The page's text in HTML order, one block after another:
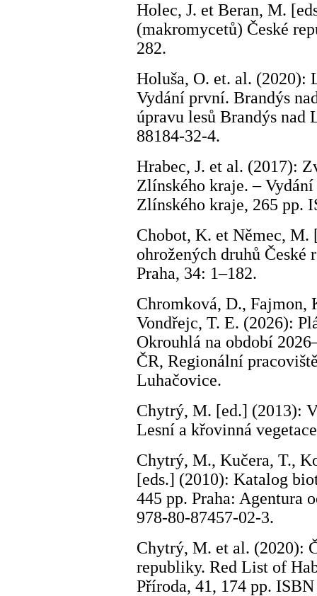
Holec, J. et Beran, M.
(makromycetů) České
282.
Holuša, O. et. al. (2020):
Vydání první. Brandýs
úpravu lesů Brandýs nad
88184-32-4.
Hrabec, J. et al. (2017):
Zlínského kraje. –
Zlínského kraje, 265 pp.
Chobot, K. et Němec, M.
ohrožených druhů
Praha, 34: 1–182.
Chromková, D., Fajmon,
Vondřejc, T. E. (2026):
Okrouhlá na období
ČR, Regionální
Luhačovice.
Chytrý, M. [ed.] (2013):
Lesní a křovinná
Chytrý, M., Kučera, T.,
[eds.] (2010): Katalog
445 pp. Praha: Agentura
978-80-87457-02-3.
Chytrý, M. et al. (2020):
republiky. Red List of
Příroda, 41, 174 pp.